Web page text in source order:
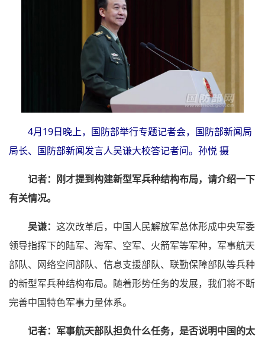
4月19日晚上，国防部举行专题记者会，国防部新闻局
局长、国防部新闻发言人吴谦大校答记者问。孙悦 摄
记者： 刚才提到构建新型军兵种结构布局，请介绍一下
有关情况。
吴谦： 这次改革后，中国人民解放军总体形成中央军委
领导指挥下的陆军、海军、空军、火箭军等军种，军事航天
部队、网络空间部队、信息支援部队、联勤保障部队等兵种
的新型军兵种结构布局。随着形势任务的发展，我们将不断
完善中国特色军事力量体系。
记者： 军事航天部队担负什么任务，是否说明中国的太